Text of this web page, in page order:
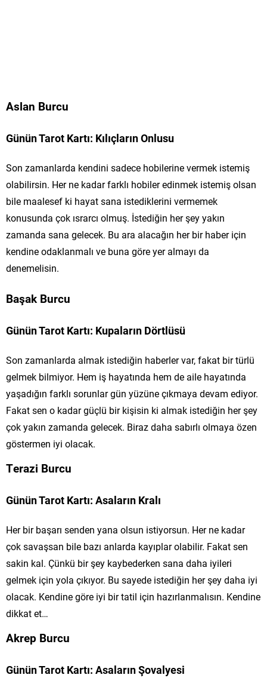
Aslan Burcu
Günün Tarot Kartı: Kılıçların Onlusu
Son zamanlarda kendini sadece hobilerine vermek istemiş
olabilirsin. Her ne kadar farklı hobiler edinmek istemiş olsan
bile maalesef ki hayat sana istediklerini vermemek
konusunda çok ısrarcı olmuş. İstediğin her şey yakın
zamanda sana gelecek. Bu ara alacağın her bir haber için
kendine odaklanmalı ve buna göre yer almayı da
denemelisin.
Başak Burcu
Günün Tarot Kartı: Kupaların Dörtlüsü
Son zamanlarda almak istediğin haberler var, fakat bir türlü
gelmek bilmiyor. Hem iş hayatında hem de aile hayatında
yaşadığın farklı sorunlar gün yüzüne çıkmaya devam ediyor.
Fakat sen o kadar güçlü bir kişisin ki almak istediğin her şey
çok yakın zamanda gelecek. Biraz daha sabırlı olmaya özen
göstermen iyi olacak.
Terazi Burcu
Günün Tarot Kartı: Asaların Kralı
Her bir başarı senden yana olsun istiyorsun. Her ne kadar
çok savaşsan bile bazı anlarda kayıplar olabilir. Fakat sen
sakin kal. Çünkü bir şey kaybederken sana daha iyileri
gelmek için yola çıkıyor. Bu sayede istediğin her şey daha iyi
olacak. Kendine göre iyi bir tatil için hazırlanmalısın. Kendine
dikkat et…
Akrep Burcu
Günün Tarot Kartı: Asaların Şovalyesi